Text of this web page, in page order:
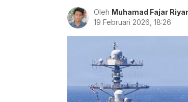
Oleh Muhamad Fajar
19 Februari 2026, 18:26